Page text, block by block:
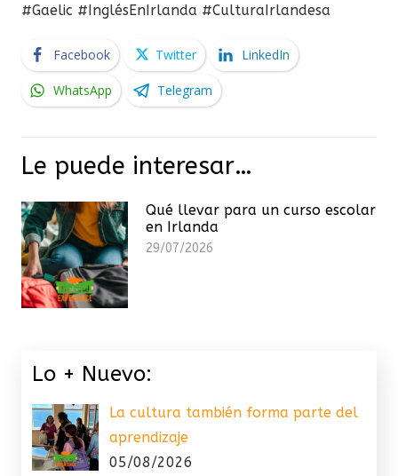
#Gaelic #InglésEnIrlanda #CulturaIrlandesa
Facebook Twitter LinkedIn
WhatsApp Telegram
Le puede interesar…
Qué llevar para un curso escolar
en Irlanda
29/07/2026
Lo + Nuevo:
La cultura también forma parte del
aprendizaje
05/08/2026